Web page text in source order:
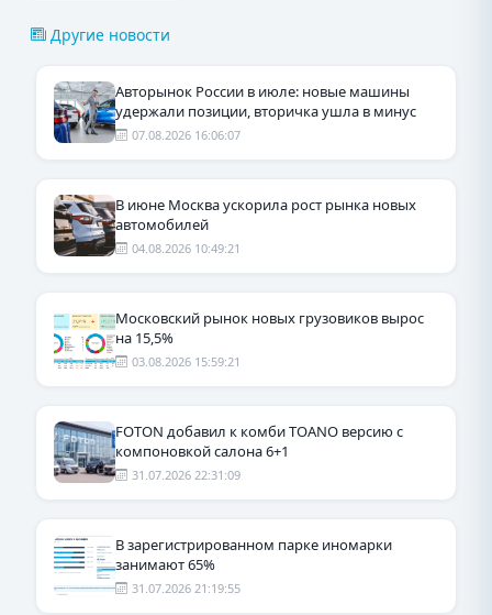
Другие новости
Авторынок России в июле: новые машины
удержали позиции, вторичка ушла в минус
07.08.2026 16:06:07
В июне Москва ускорила рост рынка новых
автомобилей
04.08.2026 10:49:21
Московский рынок новых грузовиков вырос
на 15,5%
03.08.2026 15:59:21
FOTON добавил к комби TOANO версию с
компоновкой салона 6+1
31.07.2026 22:31:09
В зарегистрированном парке иномарки
занимают 65%
31.07.2026 21:19:55